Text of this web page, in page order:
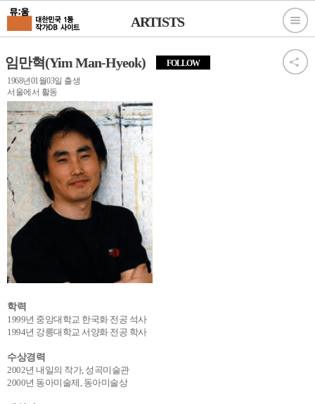
ARTISTS
임만혁(Yim Man-Hyeok)
FOLLOW
1968년01월03일 출생
서울에서 활동
학력
1999년 중앙대학교 한국화 전공 석사
1994년 강릉대학교 서양화 전공 학사
수상경력
2002년 내일의 작가, 성곡미술관
2000년 동아미술제, 동아미술상